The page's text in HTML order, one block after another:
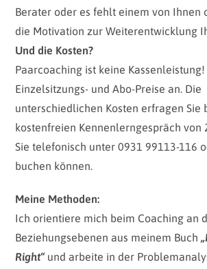
Berater oder es fehlt einem von Ihnen
die Motivation zur Weiterentwicklung
Und die Kosten?
Paarcoaching ist keine
Einzelsitzungs- und Abo-Preise an. Die
unterschiedlichen Kosten erfragen Sie
kostenfreien Kennenlerngespräch von
Sie telefonisch unter 0931 99113-116
buchen können.
Meine Methoden:
Ich orientiere mich beim Coaching an
Beziehungsebenen aus meinem Buch
Right“und arbeite in der